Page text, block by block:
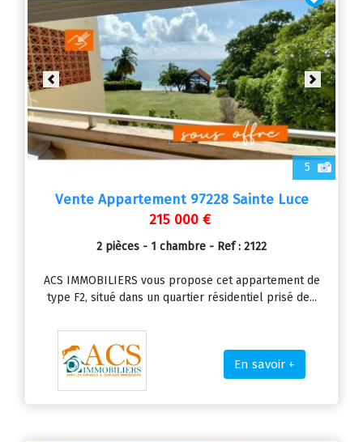
5
Previous Next
Vente Appartement 97228 Sainte Luce
215 000 €
2 pièces - 1 chambre - Ref : 2122
ACS IMMOBILIERS vous propose cet appartement de
type F2, situé dans un quartier résidentiel prisé de...
En savoir +